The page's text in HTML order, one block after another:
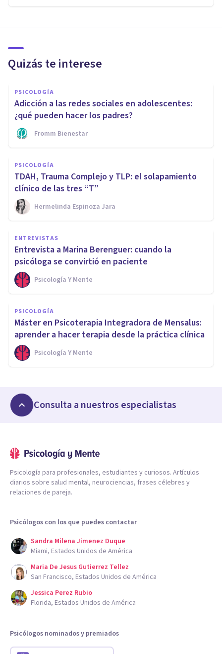
Quizás te interese
PSICOLOGÍA
Adicción a las redes sociales en adolescentes:
¿qué pueden hacer los padres?
Fromm Bienestar
PSICOLOGÍA
TDAH, Trauma Complejo y TLP: el solapamiento
clínico de las tres “T”
Hermelinda Espinoza Jara
ENTREVISTAS
Entrevista a Marina Berenguer: cuando la
psicóloga se convirtió en paciente
Psicología Y Mente
PSICOLOGÍA
Máster en Psicoterapia Integradora de Mensalus:
aprender a hacer terapia desde la práctica clínica
Psicología Y Mente
Consulta a nuestros especialistas
Psicología para profesionales, estudiantes y curiosos. Artículos
diarios sobre salud mental, neurociencias, frases célebres y
relaciones de pareja.
Psicólogos con los que puedes contactar
Sandra Milena Jimenez Duque
Miami, Estados Unidos de América
Maria De Jesus Gutierrez Tellez
San Francisco, Estados Unidos de América
Jessica Perez Rubio
Florida, Estados Unidos de América
Psicólogos nominados y premiados